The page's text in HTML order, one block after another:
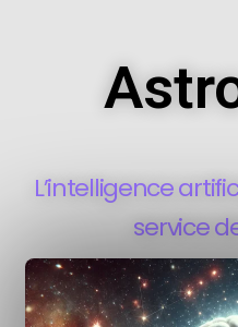
L’intelligence
service